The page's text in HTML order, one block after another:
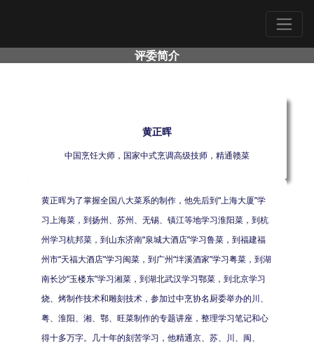
评委简介
黄正晖
中国烹饪大师，国家中式烹调高级技师，精通赣菜
黄正晖为了掌握全国八大菜系的制作，他先后到“上海大厦”学
习上海菜，到扬州、苏州、无锡、镇江等地学习淮阳菜，到杭
州学习杭邦菜，到山东济南“泉城大酒店”学习鲁菜，到福建福
州市“天福大酒店”学习闽菜，到广州“坢溪酒家”学习粤菜，到湖
南长沙“玉楼东”学习湘菜，到湖北武汉学习鄂菜，到北京学习
烧、烤制作技术和雕刻技术，参加过中烹协名厨委举办的川、
粤、淮阳、湘、鄂、旺菜制作的专题讲座，整理学习笔记和心
得十多万字。几十年的刻苦学习，他精通京、苏、川、闽、